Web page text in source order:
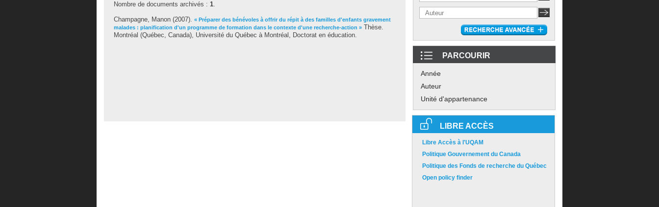
Nombre de documents archivés : 1.
Champagne, Manon (2007). « Préparer des bénévoles à offrir du répit à des familles d'enfants gravement
malades : planification d'un programme de formation dans le contexte d'une recherche-action » Thèse.
Montréal (Québec, Canada), Université du Québec à Montréal, Doctorat en éducation.
PARCOURIR
Année
Auteur
Unité d'appartenance
LIBRE ACCÈS
Libre Accès à l'UQAM
Politique Gouvernement du Canada
Politique des Fonds de recherche du Québec
Open policy finder